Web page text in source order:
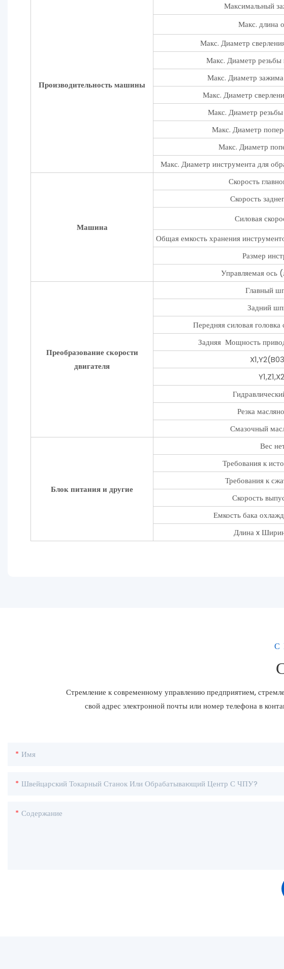
Производительность машины
Максимальный
Макс. длина
Макс. Диаметр
Макс. Диаметр резьбы
Макс. Диаметр
Макс. Диаметр
Макс. Диаметр
Макс. Диаметр
Макс. Диаметр
Макс. Диаметр инструмента для
Машина
Скорость
Скорость
Силовая
Общая емкость хранения
Размер
Управляемая ось
Преобразование скорости
двигателя
Главный
Задний
Передняя силовая
Задняя Мощность
Резка
Смазочный
Блок питания и другие
Вес
Требования к
Требования к
Скорость
Емкость бака
Длина x
Стремление к современному управлению предприятием,
свой адрес электронной почты или номер телефона в
Имя
Швейцарский Токарный Станок Или Обрабатывающий Центр С ЧПУ?
Содержание